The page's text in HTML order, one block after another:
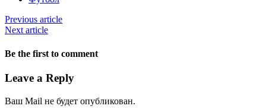
Previous article
Next article
Be the first to comment
Leave a Reply
Ваш Mail не будет опубликован.